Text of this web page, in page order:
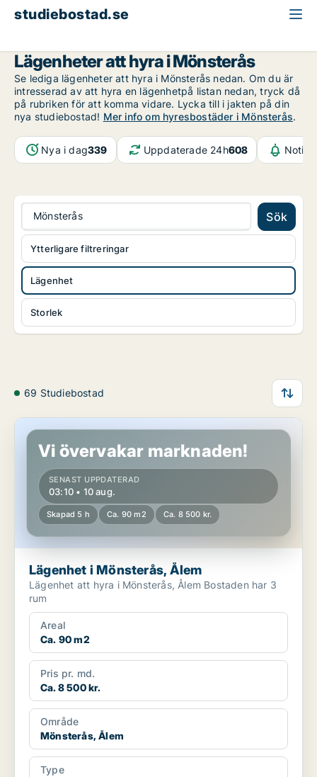
studiebostad.se
Lägenheter att hyra i Mönsterås
Se lediga lägenheter att hyra i Mönsterås nedan. Om du är
intresserad av att hyra en lägenhetpå listan nedan, tryck då
på rubriken för att komma vidare. Lycka till i jakten på din
nya studiebostad! Mer info om hyresbostäder i Mönsterås.
Nya i dag339 Uppdaterade 24h608
Mönsterås Sök
Lägenhet
Storlek
Ytterligare filtreringar
69 Studiebostad
Lägenhet i Mönsterås, Ålem
Vi övervakar marknaden!
SENAST UPPDATERAD
03:10 • 10 aug.
Skapad 5 h Ca. 90 m2 Ca. 8 500 kr.
Lägenhet i Mönsterås, Ålem
Lägenhet att hyra i Mönsterås, Ålem Bostaden har 3
rum
Areal
Ca. 90 m2
Pris pr. md.
Ca. 8 500 kr.
Område
Mönsterås, Ålem
Type